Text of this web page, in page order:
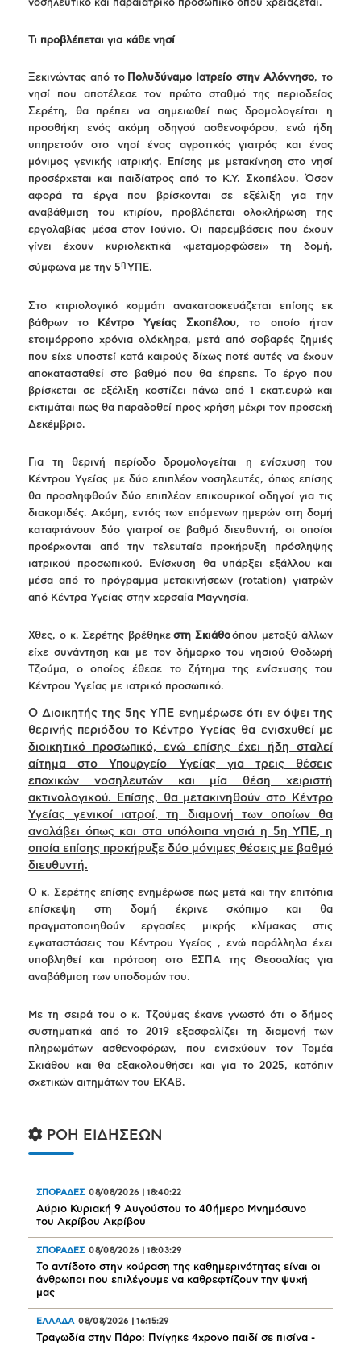
νοσηλευτικό και παραιατρικό προσωπικό όπου χρειάζεται.
Τι προβλέπεται για κάθε νησί
Ξεκινώντας από το Πολυδύναμο Ιατρείο στην Αλόννησο, το
νησί που αποτέλεσε τον πρώτο σταθμό της περιοδείας
Σερέτη, θα πρέπει να σημειωθεί πως δρομολογείται η
προσθήκη ενός ακόμη οδηγού ασθενοφόρου, ενώ ήδη
υπηρετούν στο νησί ένας αγροτικός γιατρός και ένας
μόνιμος γενικής ιατρικής. Επίσης με μετακίνηση στο νησί
προσέρχεται και παιδίατρος από το Κ.Υ. Σκοπέλου. Όσον
αφορά τα έργα που βρίσκονται σε εξέλιξη για την
αναβάθμιση του κτιρίου, προβλέπεται ολοκλήρωση της
εργολαβίας μέσα στον Ιούνιο. Οι παρεμβάσεις που έχουν
γίνει έχουν κυριολεκτικά «μεταμορφώσει» τη δομή,
σύμφωνα με την 5η ΥΠΕ.
Στο κτιριολογικό κομμάτι ανακατασκευάζεται επίσης εκ
βάθρων το
Κέντρο Υγείας Σκοπέλου, το οποίο ήταν
ετοιμόρροπο χρόνια ολόκληρα, μετά από σοβαρές ζημιές
που είχε υποστεί κατά καιρούς δίχως ποτέ αυτές να έχουν
αποκατασταθεί στο βαθμό που θα έπρεπε. Το έργο που
βρίσκεται σε εξέλιξη κοστίζει πάνω από 1 εκατ.ευρώ και
εκτιμάται πως θα παραδοθεί προς χρήση μέχρι τον προσεχή
Δεκέμβριο.
Για τη θερινή περίοδο δρομολογείται η ενίσχυση του
Κέντρου Υγείας με δύο επιπλέον νοσηλευτές, όπως επίσης
θα προσληφθούν δύο επιπλέον επικουρικοί οδηγοί για τις
διακομιδές. Ακόμη, εντός των επόμενων ημερών στη δομή
καταφτάνουν δύο γιατροί σε βαθμό διευθυντή, οι οποίοι
προέρχονται από την τελευταία προκήρυξη πρόσληψης
ιατρικού προσωπικού. Ενίσχυση θα υπάρξει εξάλλου και
μέσα από το πρόγραμμα μετακινήσεων (rotation) γιατρών
από Κέντρα Υγείας στην χερσαία Μαγνησία.
Χθες, ο κ. Σερέτης βρέθηκε στη Σκιάθοόπου μεταξύ άλλων
είχε συνάντηση και με τον δήμαρχο του νησιού Θοδωρή
Τζούμα, ο οποίος έθεσε το ζήτημα της ενίσχυσης του
Κέντρου Υγείας με ιατρικό προσωπικό.
Ο Διοικητής της 5ης ΥΠΕ ενημέρωσε ότι εν όψει της
θερινής περιόδου το Κέντρο Υγείας θα ενισχυθεί με
διοικητικό προσωπικό, ενώ επίσης έχει ήδη σταλεί
αίτημα στο Υπουργείο Υγείας για τρεις θέσεις
εποχικών νοσηλευτών και μία θέση χειριστή
ακτινολογικού. Επίσης, θα μετακινηθούν στο Κέντρο
Υγείας γενικοί ιατροί, τη διαμονή των οποίων θα
αναλάβει όπως και στα υπόλοιπα νησιά η 5η ΥΠΕ, η
οποία επίσης προκήρυξε δύο μόνιμες θέσεις με βαθμό
διευθυντή.
Ο κ. Σερέτης επίσης ενημέρωσε πως μετά και την επιτόπια
επίσκεψη στη δομή έκρινε σκόπιμο και θα
πραγματοποιηθούν εργασίες μικρής κλίμακας στις
εγκαταστάσεις του Κέντρου Υγείας , ενώ παράλληλα έχει
υποβληθεί και πρόταση στο ΕΣΠΑ της Θεσσαλίας για
αναβάθμιση των υποδομών του.
Με τη σειρά του ο κ. Τζούμας έκανε γνωστό ότι ο δήμος
συστηματικά από το 2019 εξασφαλίζει τη διαμονή των
πληρωμάτων ασθενοφόρων, που ενισχύουν τον Τομέα
Σκιάθου και θα εξακολουθήσει και για το 2025, κατόπιν
σχετικών αιτημάτων του ΕΚΑΒ.
ΡΟΗ ΕΙΔΗΣΕΩΝ
ΣΠΟΡΑΔΕΣ 08/08/2026 18:40:22
Αύριο Κυριακή 9 Αυγούστου το 40ήμερο Μνημόσυνο
του Ακρίβου Ακρίβου
ΣΠΟΡΑΔΕΣ 08/08/2026 18:03:29
Το αντίδοτο στην κούραση της καθημερινότητας είναι οι
άνθρωποι που επιλέγουμε να καθρεφτίζουν την ψυχή
μας
ΕΛΛΑΔΑ 08/08/2026 16:15:29
Τραγωδία στην Πάρο: Πνίγηκε 4χρονο παιδί σε πισίνα -